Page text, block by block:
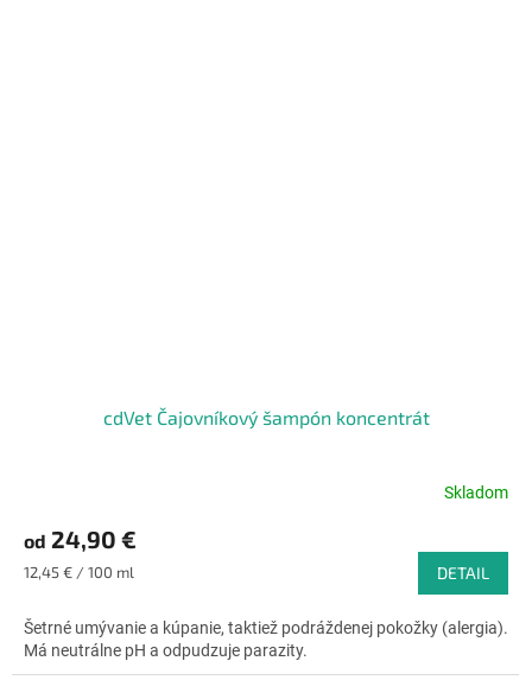
cdVet Čajovníkový šampón koncentrát
produktu
je
4,9
5
hviezdičiek.
Skladom
od 24,90 €
Jednotková
12,45 € / 100 ml DETAIL
Šetrné umývanie a kúpanie, taktiež podráždenej pokožky (alergia).
Má neutrálne pH a odpudzuje parazity.